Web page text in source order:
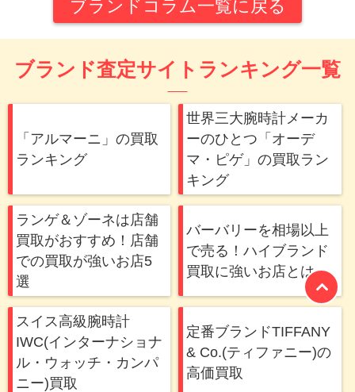
ブランドコラム一覧に戻る
ブランド査定サイトランキング一覧
「アルマーニ」の買取
ランキング
世界三大腕時計メーカ
ーのひとつ「オーデ
マ・ピゲ」の買取ラン
キング
ランゲ＆ゾーネは店舗
買取がおすすめ！店舗
での買取が強いお店5
選
バーバリーを相場以上
で売る！ハイブランド
買取に強いお店とは
スイス高級腕時計
IWC(インターナショナ
ル・ウォッチ・カンパ
ニー)買取
定番ブランドTIFFANY
& Co.(ティファニー)の
高価買取